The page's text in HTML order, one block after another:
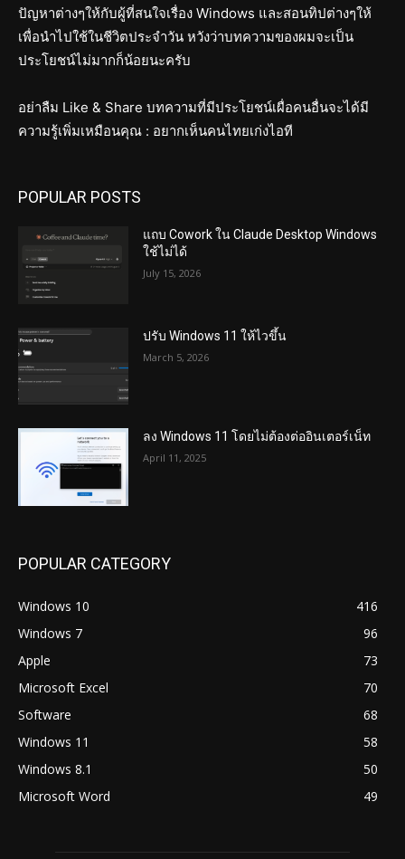
ปัญหาต่างๆให้กับผู้ที่สนใจเรื่อง Windows และสอนทิปต่างๆให้
เพื่อนำไปใช้ในชีวิตประจำวัน หวังว่าบทความของผมจะเป็น
ประโยชน์ไม่มากก็น้อยนะครับ
อย่าลืม Like & Share บทความที่มีประโยชน์เผื่อคนอื่นจะได้มี
ความรู้เพิ่มเหมือนคุณ : อยากเห็นคนไทยเก่งไอที
POPULAR POSTS
แถบ Cowork ใน Claude Desktop Windows
ใช้ไม่ได้
July 15, 2026
ปรับ Windows 11 ให้ไวขึ้น
March 5, 2026
ลง Windows 11 โดยไม่ต้องต่ออินเตอร์เน็ท
April 11, 2025
POPULAR CATEGORY
Windows 10
416
Windows 7
96
Apple
73
Microsoft Excel
70
Software
68
Windows 11
58
Windows 8.1
50
Microsoft Word
49